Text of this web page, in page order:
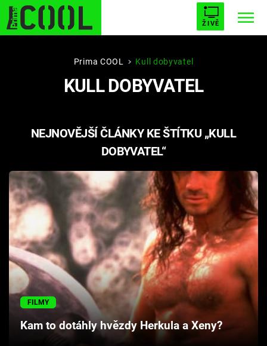
ŽIVĚ
STARHOUSE BUFFY, PŘEMOŽITELKA UPÍRŮ
PLNEJ KOTEL AVENGERS 5
Filmy
Seriály
Hry
Cool Esport
Pořady
TV Program
Prima COOL Kull dobyvatel
KULL DOBYVATEL
NEJNOVĚJŠÍ ČLÁNKY KE ŠTÍTKU „KULL
DOBYVATEL“
FILMY
Kam to dotáhly hvězdy Herkula a Xeny?